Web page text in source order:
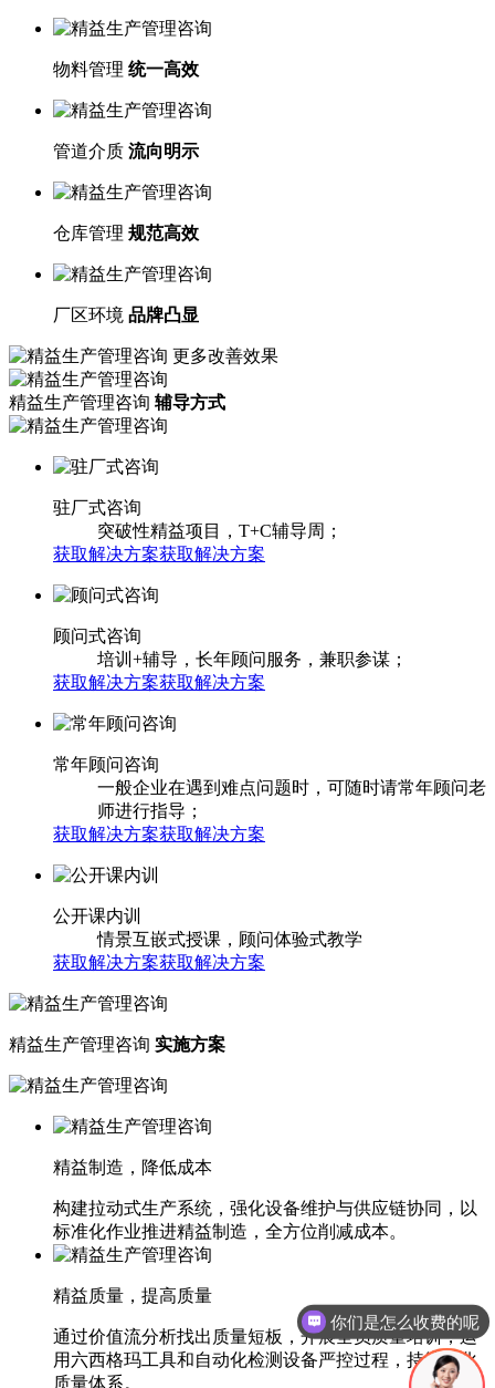
物料管理 统一高效
管道介质 流向明示
仓库管理 规范高效
厂区环境 品牌凸显
更多改善效果
精益生产管理咨询 辅导方式
驻厂式咨询
突破性精益项目，T+C辅导周；
获取解决方案获取解决方案
顾问式咨询
培训+辅导，长年顾问服务，兼职参谋；
获取解决方案获取解决方案
常年顾问咨询
一般企业在遇到难点问题时，可随时请常年顾问老
师进行指导；
获取解决方案获取解决方案
公开课内训
情景互嵌式授课，顾问体验式教学
获取解决方案获取解决方案
精益生产管理咨询 实施方案
精益制造，降低成本
构建拉动式生产系统，强化设备维护与供应链协同，以
标准化作业推进精益制造，全方位削减成本。
精益质量，提高质量
通过价值流分析找出质量短板，开展全员质量培训，运
用六西格玛工具和自动化检测设备严控过程，持续优化
质量体系。
你们是怎么收费的呢